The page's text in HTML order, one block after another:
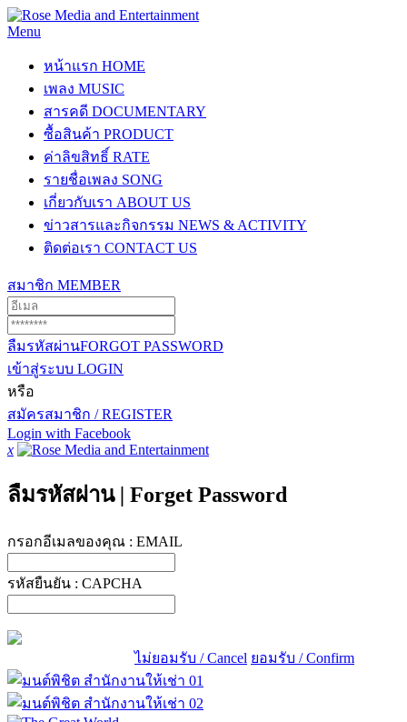
Menu
หน้าแรก HOME
เพลง MUSIC
สารคดี DOCUMENTARY
ซื้อสินค้า PRODUCT
ค่าลิขสิทธิ์ RATE
รายชื่อเพลง SONG
เกี่ยวกับเรา ABOUT US
ข่าวสารและกิจกรรม NEWS & ACTIVITY
ติดต่อเรา CONTACT US
สมาชิก MEMBER
ลืมรหัสผ่านFORGOT PASSWORD
เข้าสู่ระบบ LOGIN
หรือ
สมัครสมาชิก / REGISTER
Login with Facebook
x
ลืมรหัสผ่าน | Forget Password
กรอกอีเมลของคุณ : EMAIL
รหัสยืนยัน : CAPCHA
ไม่ยอมรับ / Cancel ยอมรับ / Confirm